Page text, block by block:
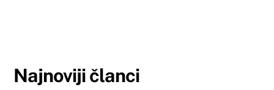
Najnoviji članci